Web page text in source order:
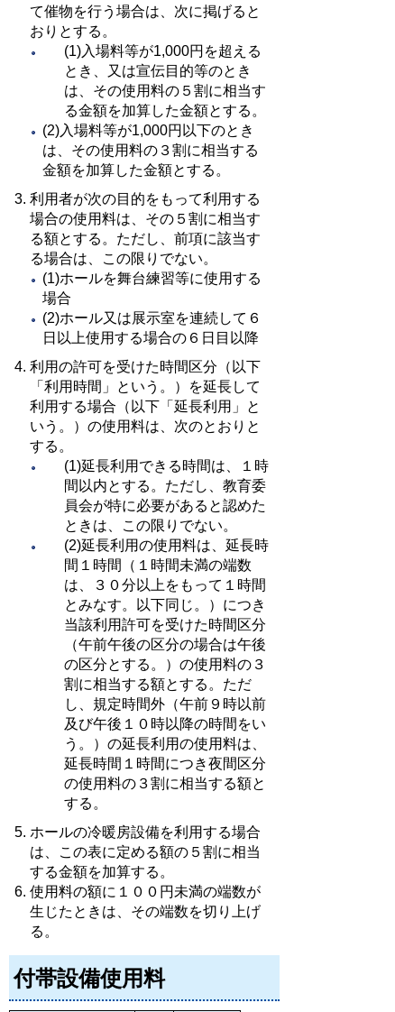
て催物を行う場合は、次に掲げると
おりとする。
(1)入場料等が1,000円を超える
とき、又は宣伝目的等のとき
は、その使用料の５割に相当す
る金額を加算した金額とする。
(2)入場料等が1,000円以下のとき
は、その使用料の３割に相当する
金額を加算した金額とする。
利用者が次の目的をもって利用する
場合の使用料は、その５割に相当す
る額とする。ただし、前項に該当す
る場合は、この限りでない。
(1)ホールを舞台練習等に使用する
場合
(2)ホール又は展示室を連続して６
日以上使用する場合の６日目以降
利用の許可を受けた時間区分（以下
「利用時間」という。）を延長して
利用する場合（以下「延長利用」と
いう。）の使用料は、次のとおりと
する。
(1)延長利用できる時間は、１時
間以内とする。ただし、教育委
員会が特に必要があると認めた
ときは、この限りでない。
(2)延長利用の使用料は、延長時
間１時間（１時間未満の端数
は、３０分以上をもって１時間
とみなす。以下同じ。）につき
当該利用許可を受けた時間区分
（午前午後の区分の場合は午後
の区分とする。）の使用料の３
割に相当する額とする。ただ
し、規定時間外（午前９時以前
及び午後１０時以降の時間をい
う。）の延長利用の使用料は、
延長時間１時間につき夜間区分
の使用料の３割に相当する額と
する。
ホールの冷暖房設備を利用する場合
は、この表に定める額の５割に相当
する金額を加算する。
使用料の額に１００円未満の端数が
生じたときは、その端数を切り上げ
る。
付帯設備使用料